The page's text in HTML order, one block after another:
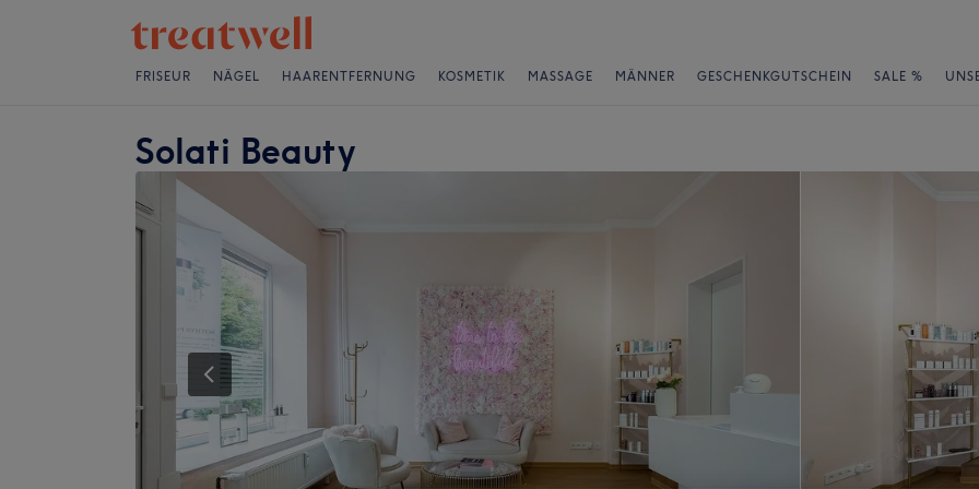
FRISEUR NÄGEL HAARENTFERNUNG KOSMETIK MASSAGE MÄNNER GESCHENKGUTSCHEIN SALE %
Solati Beauty